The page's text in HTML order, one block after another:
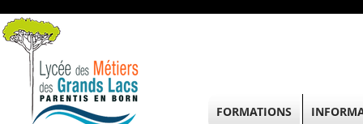
FORMATIONS